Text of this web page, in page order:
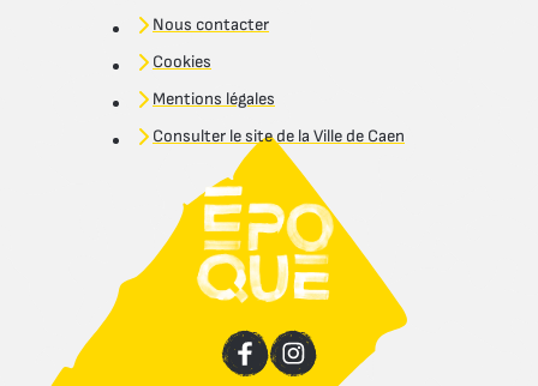
Nous contacter
Cookies
Mentions légales
Consulter le site de la Ville de Caen